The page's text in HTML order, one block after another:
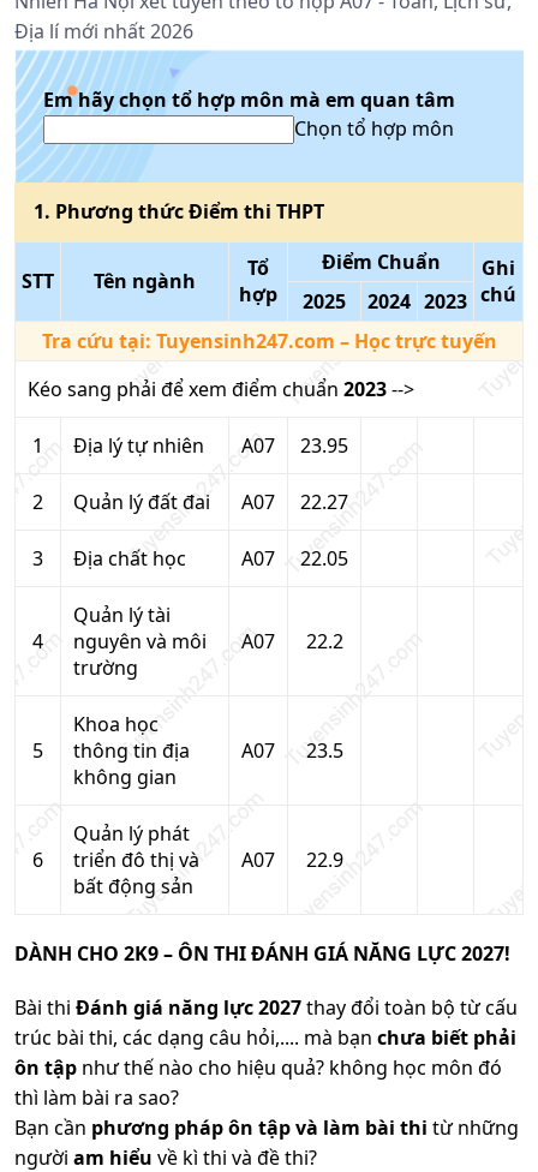
Địa lí mới nhất 2026
Em hãy chọn tổ hợp môn mà em quan tâm
Chọn tổ hợp môn
1. Phương thứcĐiểm thi THPT
STT Tên ngành
Tổ
hợp
Điểm Chuẩn
Ghi
chú
2025 2024 2023
Tra cứu tại: Tuyensinh247.com – Học trực tuyến
Kéo sang phải để xem điểm chuẩn 2023-->
1 Địa lý tự nhiên A07 23.95
2 Quản lý đất đai A07 22.27
3 Địa chất học A07 22.05
4
Quản lý tài
nguyên và môi
trường
A07 22.2
5
Khoa học
thông tin địa
không gian
A07 23.5
6
Quản lý phát
triển đô thị và
bất động sản
A07 22.9
DÀNH CHO 2K9 – ÔN THI ĐÁNH GIÁ NĂNG LỰC 2027!
Bài thi Đánh giá năng lực 2027thay đổi toàn bộ từ cấu
trúc bài thi, các dạng câu hỏi,.... mà bạn chưa biết phải
ôn tập như thế nào cho hiệu quả? không học môn đó
thì làm bài ra sao?
Bạn cần phương pháp ôn tập và làm bài thi từ những
người am hiểu về kì thi và đề thi?